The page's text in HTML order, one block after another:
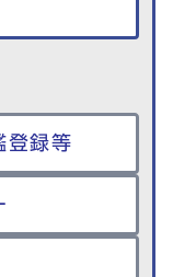
登録等